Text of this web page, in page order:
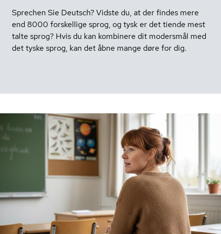
Sprechen Sie Deutsch? Vidste du, at der findes mere
end 8000 forskellige sprog, og tysk er det tiende mest
talte sprog? Hvis du kan kombinere dit modersmål med
det tyske sprog, kan det åbne mange døre for dig.